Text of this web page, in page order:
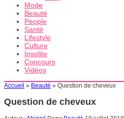
Mode
Beauté
People
Santé
Lifestyle
Culture
Insolite
Concours
Vidéos
Accueil » Beauté » Question de cheveux
Question de cheveux